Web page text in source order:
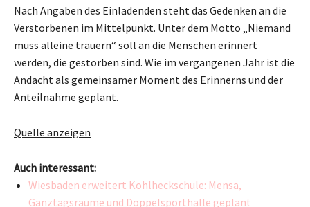
Nach Angaben des Einladenden steht das Gedenken an die
Verstorbenen im Mittelpunkt. Unter dem Motto „Niemand
muss alleine trauern“ soll an die Menschen erinnert
werden, die gestorben sind. Wie im vergangenen Jahr ist die
Andacht als gemeinsamer Moment des Erinnerns und der
Anteilnahme geplant.
Quelle anzeigen
Auch interessant:
Wiesbaden erweitert Kohlheckschule: Mensa,
Ganztagsräume und Doppelsporthalle geplant